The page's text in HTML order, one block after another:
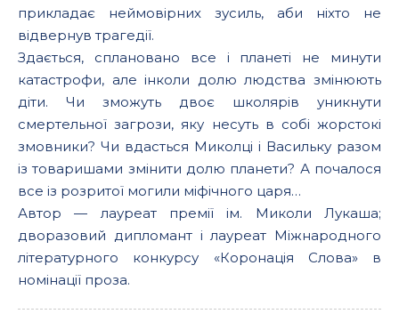
прикладає неймовірних зусиль, аби ніхто не
відвернув трагедії.
Здається, сплановано все і планеті не минути
катастрофи, але інколи долю людства змінюють
діти. Чи зможуть двоє школярів уникнути
смертельної загрози, яку несуть в собі жорстокі
змовники? Чи вдасться Миколці і Васильку разом
із товаришами змінити долю планети? А почалося
все із розритої могили міфічного царя…
Автор — лауреат премії ім. Миколи Лукаша;
дворазовий дипломант і лауреат Міжнародного
літературного конкурсу «Коронація Слова» в
номінації проза.